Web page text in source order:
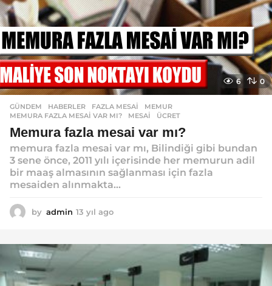
6 0
GÜNDEM ,HABERLER FAZLA MESAI ,MEMUR
MEMURA FAZLA MESAI VAR MI?
,MESAI ,ÜCRET
Memura fazla mesai var mı?
memura fazla mesai var mı, Bilindiği gibi bundan
3 sene önce, 2011 yılı içerisinde her memurun adil
bir maaş almasının sağlanması için fazla
mesaiden alınmakta...
by admin 13 yıl ago
ı
a
g